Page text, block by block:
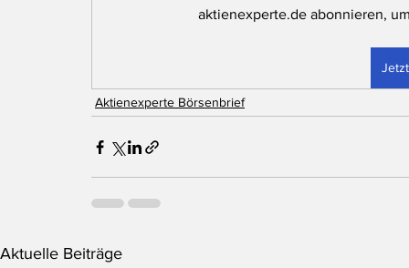
aktienexperte.de abonnieren,
Aktienexperte Börsenbrief
Aktuelle Beiträge